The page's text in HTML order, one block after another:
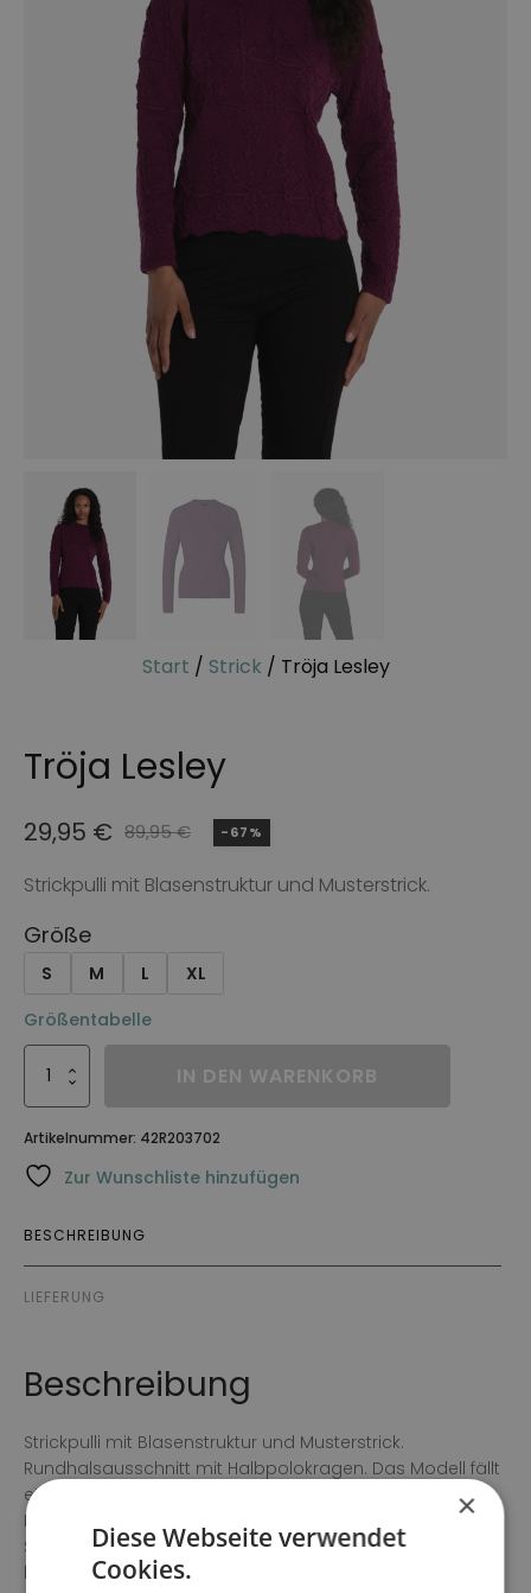
Start / Strick / Tröja Lesley
Tröja Lesley
89,95€
Ursprünglicher
Preis
war:
89,95 €
29,95 €
Aktueller
Preis
ist:
29,95 €.
-67%
Strickpulli mit Blasenstruktur und Musterstrick.
Größe
S M L
XL
Größentabelle
Tröja
Lesley
Menge
IN DEN WARENKORB
Artikelnummer: 42R203702
Zur Wunschliste hinzufügen
BESCHREIBUNG
LIEFERUNG
Beschreibung
Strickpulli mit Blasenstruktur und Musterstrick.
Rundhalsausschnitt mit Halbpolokragen. Das Modell fällt
etwas kleiner aus, ist leicht tailliert und hat lange Ärmel.
Das Model auf dem Bild ist 178 cm groß und trägt Größe
S. Die Gesamtlänge in Größe S beträgt 57 cm vom
höchsten Punkt.
×
Diese Webseite verwendet
Cookies.